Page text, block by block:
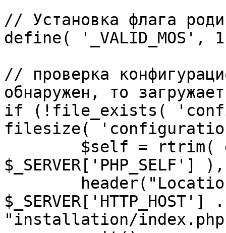
// Установка флага
define( '_VALID_MOS',
// проверка
обнаружен, то
if (!file_exists(
filesize(
"installation/